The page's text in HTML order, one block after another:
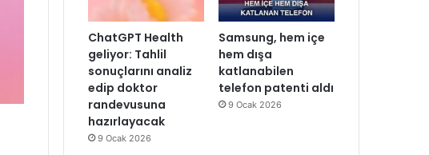
ChatGPT Health
geliyor: Tahlil
sonuçlarını analiz
edip doktor
randevusuna
hazırlayacak
9 Ocak 2026
Samsung, hem içe
hem dışa
katlanabilen
telefon patenti aldı
9 Ocak 2026